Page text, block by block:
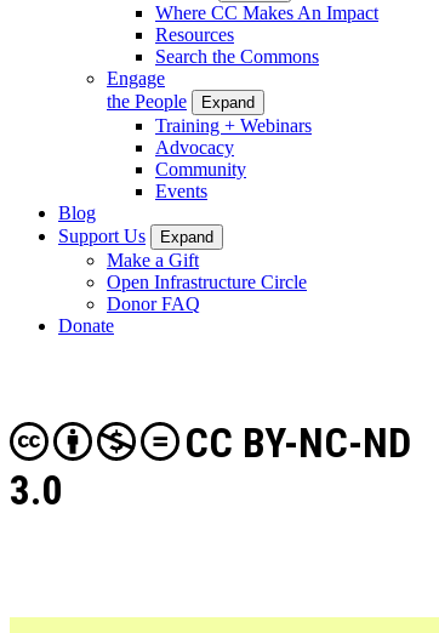
Where CC Makes An Impact
Resources
Search the Commons
Engage
the People
Expand
Training + Webinars
Advocacy
Community
Events
Blog
Support Us
Expand
Make a Gift
Open Infrastructure Circle
Donor FAQ
Donate
CC BY-NC-ND
3.0